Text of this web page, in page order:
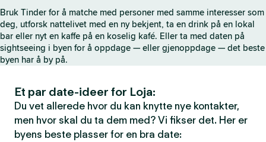
s
i
d
e
Bruk Tinder for å matche med personer med samme interesser som
deg, utforsk nattelivet med en ny bekjent, ta en drink på en lokal
bar eller nyt en kaffe på en koselig kafé. Eller ta med daten på
sightseeing i byen for å oppdage — eller gjenoppdage — det beste
byen har å by på.
Et par date-ideer for Loja:
Du vet allerede hvor du kan knytte nye kontakter,
men hvor skal du ta dem med? Vi fikser det. Her er
byens beste plasser for en bra date: